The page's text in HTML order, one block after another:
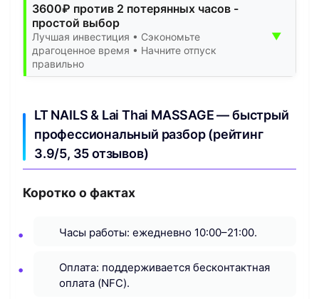
3600₽ против 2 потерянных часов -
простой выбор
Лучшая инвестиция • Сэкономьте
драгоценное время • Начните отпуск
правильно
▼
LT NAILS & Lai Thai MASSAGE — быстрый
профессиональный разбор (рейтинг
3.9/5, 35 отзывов)
Коротко о фактах
Часы работы: ежедневно 10:00–21:00.
Оплата: поддерживается бесконтактная
оплата (NFC).